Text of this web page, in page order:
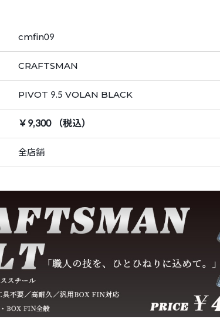
cmfin09
CRAFTSMAN
PIVOT 9.5 VOLAN BLACK
￥9,300 （税込）
全店舗